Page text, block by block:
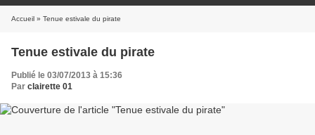
Accueil » Tenue estivale du pirate
Tenue estivale du pirate
Publié le 03/07/2013 à 15:36
Par clairette 01